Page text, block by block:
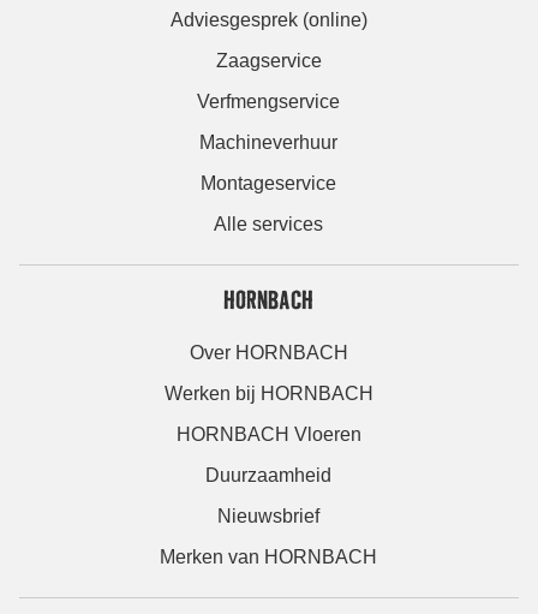
Adviesgesprek (online)
Zaagservice
Verfmengservice
Machineverhuur
Montageservice
Alle services
HORNBACH
Over HORNBACH
Werken bij HORNBACH
HORNBACH Vloeren
Duurzaamheid
Nieuwsbrief
Merken van HORNBACH